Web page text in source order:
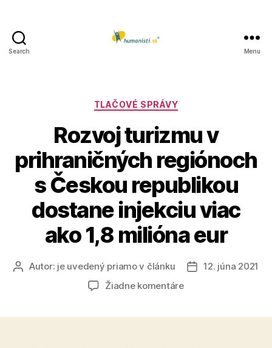
Search Menu
Kategórie
TLAČOVÉ SPRÁVY
Rozvoj turizmu v
prihraničných regiónoch
s Českou republikou
dostane injekciu viac
ako 1,8 milióna eur
AutorAutor: je uvedený priamo v článku
Dátum
12. júna 2021
Žiadne komentárena